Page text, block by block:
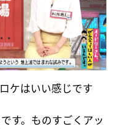
ケはいい感じです
す。ものすごくアッ